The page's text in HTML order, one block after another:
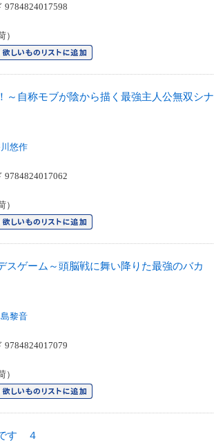
～自称モブが陰から描く最強主人公無双シナ
悠作
スゲーム～頭脳戦に舞い降りた最強のバカ
黎音
す ４